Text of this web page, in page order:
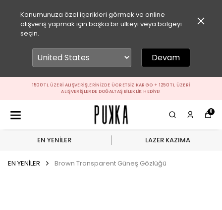
Konumunuza özel içerikleri görmek ve online
alışveriş yapmak için başka bir ülkeyi veya bölgeyi
seçin.
Devam
1500 TL ÜZERI ALIŞVERIŞLERINIZDE ÜCRETSIZ KARGO + 1250 TL ÜZERI
ALIŞVERIŞLERDE DOĞALTAŞ BILEKLIK HEDIYE!
0
EN YENİLER LAZER KAZIMA
EN YENİLER Brown Transparent Güneş Gözlüğü